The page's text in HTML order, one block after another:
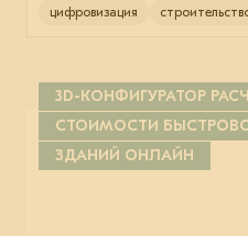
цифровизация
3D-КОНФИГУРАТОР
СТОИМОСТИ
ЗДАНИЙ ОНЛАЙН